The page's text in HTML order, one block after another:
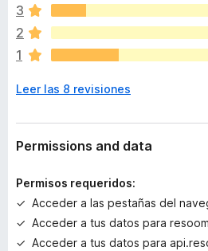
v
a
n
h
y
v
l
r
a
c
3
2
1
Leer las 8 revisiones
Permissions and data
Permisos requeridos:
Acceder a las pestañas del
Acceder a tus datos para
Acceder a tus datos para